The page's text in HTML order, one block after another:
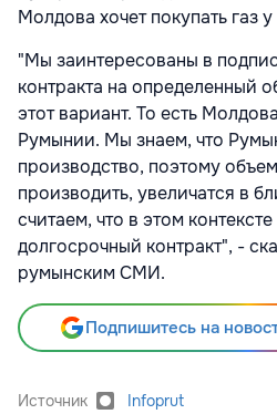
Молдова хочет покупать газ
"Мы заинтересованы в
контракта на определенный
этот вариант. То есть
Румынии. Мы знаем, что
производство, поэтому
производить, увеличатся в
считаем, что в этом
долгосрочный контракт", -
румынским СМИ.
Подпишитесь на
Источник Infoprut